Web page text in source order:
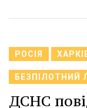
РОСІЯ
БЕЗПІЛОТНИЙ
ДСНС